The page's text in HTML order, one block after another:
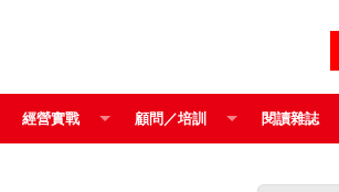
經營實戰 顧問／培訓 閱讀雜誌